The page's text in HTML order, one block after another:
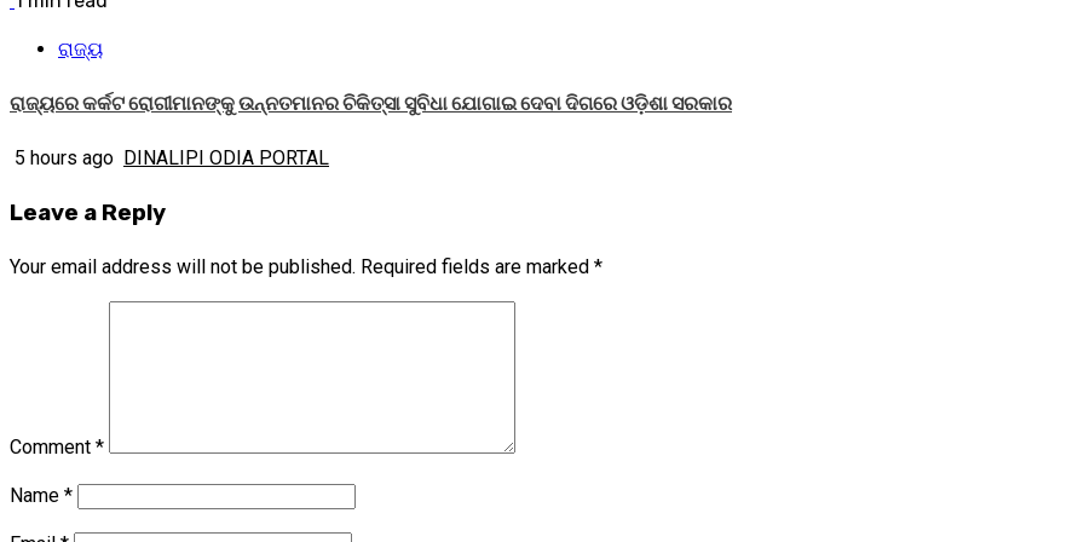
ରାଜ୍ୟ
ରାଜ୍ୟରେ କର୍କଟ ରୋଗୀମାନଙ୍କୁ ଉନ୍ନତମାନର ଚିକିତ୍ସା ସୁବିଧା ଯୋଗାଇ ଦେବା ଦିଗରେ ଓଡ଼ିଶା ସରକାର
5 hours ago DINALIPI ODIA PORTAL
Leave a Reply
Your email address will not be published. Required fields are marked *
Comment *
Name *